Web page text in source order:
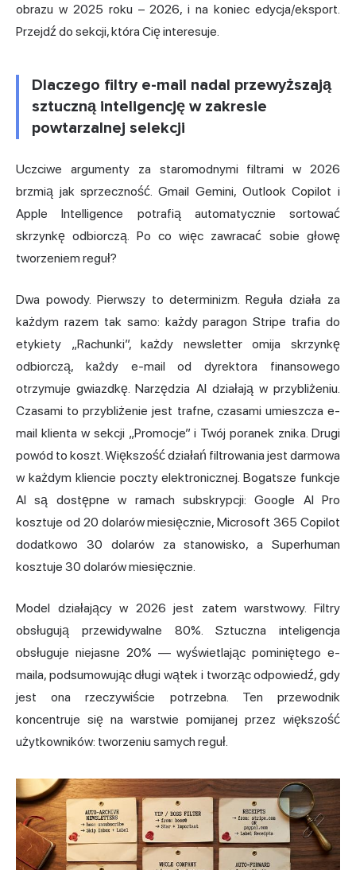
obrazu w 2025 roku – 2026, i na koniec edycja/eksport.
Przejdź do sekcji, która Cię interesuje.
Dlaczego filtry e-mail nadal przewyższają
sztuczną inteligencję w zakresie
powtarzalnej selekcji
Uczciwe argumenty za staromodnymi filtrami w 2026
brzmią jak sprzeczność. Gmail Gemini, Outlook Copilot i
Apple Intelligence potrafią automatycznie sortować
skrzynkę odbiorczą. Po co więc zawracać sobie głowę
tworzeniem reguł?
Dwa powody. Pierwszy to determinizm. Reguła działa za
każdym razem tak samo: każdy paragon Stripe trafia do
etykiety „Rachunki”, każdy newsletter omija skrzynkę
odbiorczą, każdy e-mail od dyrektora finansowego
otrzymuje gwiazdkę. Narzędzia AI działają w przybliżeniu.
Czasami to przybliżenie jest trafne, czasami umieszcza e-
mail klienta w sekcji „Promocje” i Twój poranek znika. Drugi
powód to koszt. Większość działań filtrowania jest darmowa
w każdym kliencie poczty elektronicznej. Bogatsze funkcje
AI są dostępne w ramach subskrypcji: Google AI Pro
kosztuje od 20 dolarów miesięcznie, Microsoft 365 Copilot
dodatkowo 30 dolarów za stanowisko, a Superhuman
kosztuje 30 dolarów miesięcznie.
Model działający w 2026 jest zatem warstwowy. Filtry
obsługują przewidywalne 80%. Sztuczna inteligencja
obsługuje niejasne 20% — wyświetlając pominiętego e-
maila, podsumowując długi wątek i tworząc odpowiedź, gdy
jest ona rzeczywiście potrzebna. Ten przewodnik
koncentruje się na warstwie pomijanej przez większość
użytkowników: tworzeniu samych reguł.